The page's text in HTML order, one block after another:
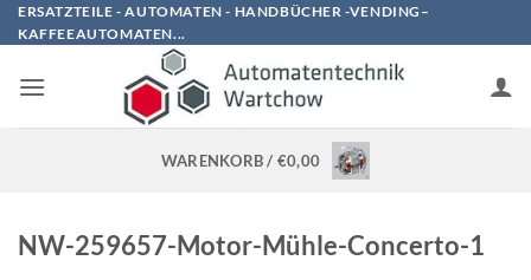
Zum
Inhalt
ERSATZTEILE - AUTOMATEN - HANDBÜCHER -VENDING–
KAFFEEAUTOMATEN...
WARENKORB / €0,00
NW-259657-Motor-Mühle-Concerto-1